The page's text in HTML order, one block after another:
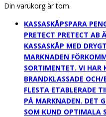
Din varukorg är tom.
KASSASKÅPSPARA
PRETECT PRETECT AB
KASSASKÅP MED
MARKNADEN
SORTIMENTET. VI HAR
BRANDKLASSADE OCH/
FLESTA ETABLERADE
PÅ MARKNADEN. DET
SOM KUND OPTIMALA